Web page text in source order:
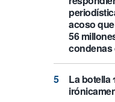
acoso
56
condenas
La botella